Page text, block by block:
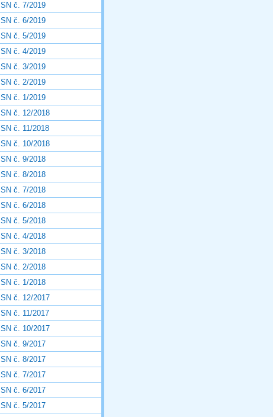
SN č. 7/2019
SN č. 6/2019
SN č. 5/2019
SN č. 4/2019
SN č. 3/2019
SN č. 2/2019
SN č. 1/2019
SN č. 12/2018
SN č. 11/2018
SN č. 10/2018
SN č. 9/2018
SN č. 8/2018
SN č. 7/2018
SN č. 6/2018
SN č. 5/2018
SN č. 4/2018
SN č. 3/2018
SN č. 2/2018
SN č. 1/2018
SN č. 12/2017
SN č. 11/2017
SN č. 10/2017
SN č. 9/2017
SN č. 8/2017
SN č. 7/2017
SN č. 6/2017
SN č. 5/2017